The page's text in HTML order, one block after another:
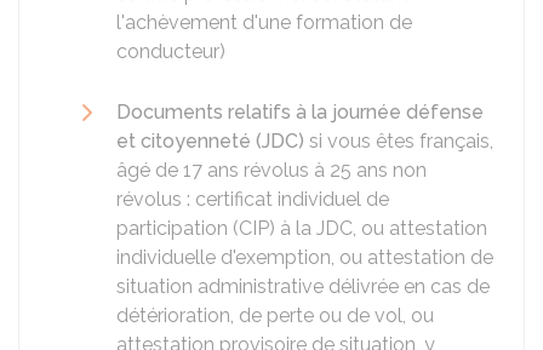
l'achèvement d'une formation de
conducteur)
Documents relatifs à la journée défense
et citoyenneté (JDC) si vous êtes français,
âgé de 17 ans révolus à 25 ans non
révolus : certificat individuel de
participation (CIP) à la JDC, ou attestation
individuelle d'exemption, ou attestation de
situation administrative délivrée en cas de
détérioration, de perte ou de vol, ou
attestation provisoire de situation, y